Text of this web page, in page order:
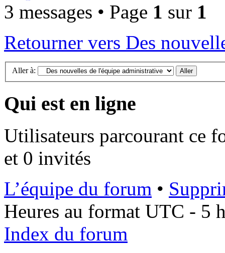
3 messages • Page 1 sur 1
Retourner vers Des
Aller à:
Qui est en ligne
Utilisateurs parcourant ce
et 0 invités
L’équipe du forum •
Heures au format UTC - 5
Index du forum